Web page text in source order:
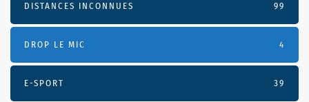
DISTANCES INCONNUES 99
DROP LE MIC 4
E-SPORT 39